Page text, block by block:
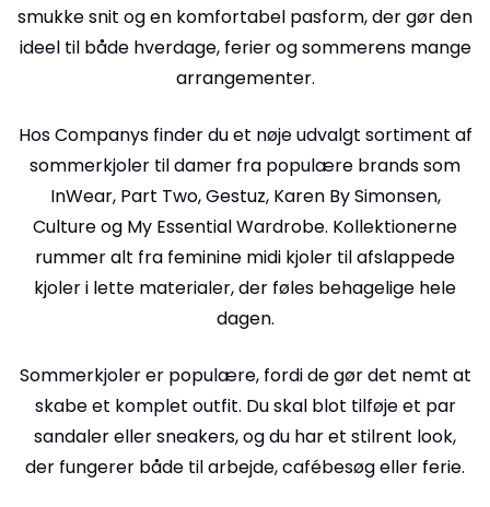
smukke snit og en komfortabel pasform, der gør den
ideel til både hverdage, ferier og sommerens mange
arrangementer.
Hos Companys finder du et nøje udvalgt sortiment af
sommerkjoler til damer fra populære brands som
InWear, Part Two, Gestuz, Karen By Simonsen,
Culture og My Essential Wardrobe. Kollektionerne
rummer alt fra feminine midi kjoler til afslappede
kjoler i lette materialer, der føles behagelige hele
dagen.
Sommerkjoler er populære, fordi de gør det nemt at
skabe et komplet outfit. Du skal blot tilføje et par
sandaler eller sneakers, og du har et stilrent look,
der fungerer både til arbejde, cafébesøg eller ferie.